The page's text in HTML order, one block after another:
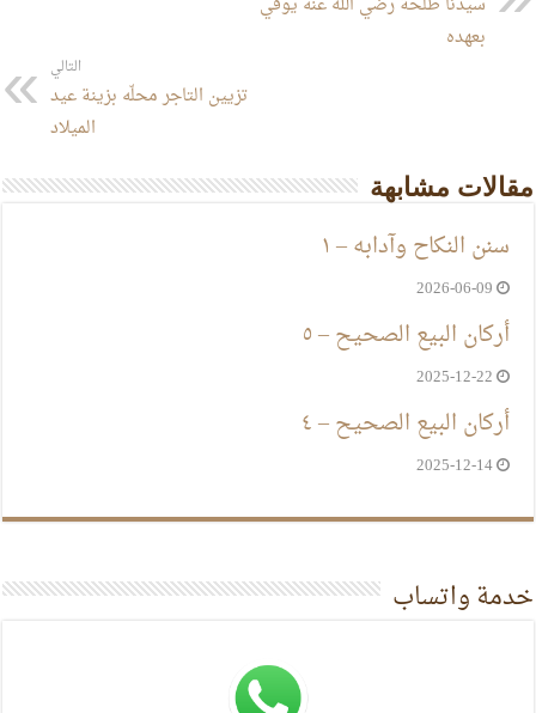
بعهده
التالي
تزيين التاجر محلّه بزينة عيد
الميلاد
مقالات مشابهة
سنن النكاح وآدابه – ١
2026-06-09
أركان البيع الصحيح – ٥
2025-12-22
أركان البيع الصحيح – ٤
2025-12-14
خدمة واتساب